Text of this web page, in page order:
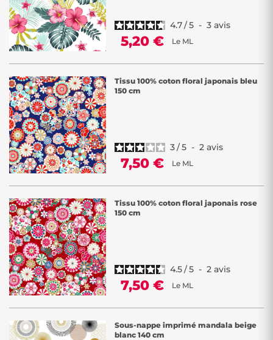
4.7/5 - 3 avis
5,20 € Le ML
Tissu 100% coton floral japonais bleu
150 cm
3/5 - 2 avis
7,50 € Le ML
Tissu 100% coton floral japonais rose
150 cm
4.5/5 - 2 avis
7,50 € Le ML
Sous-nappe imprimé mandala beige
blanc 140 cm